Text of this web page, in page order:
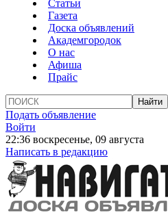
Статьи
Газета
Доска объявлений
Академгородок
О нас
Афиша
Прайс
Подать объявление
Войти
22:36 воскресенье, 09 августа
Написать в редакцию